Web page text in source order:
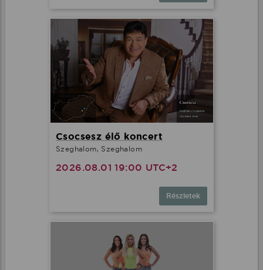
Csocsesz élő koncert
Szeghalom, Szeghalom
2026.08.01 19:00 UTC+2
Részletek